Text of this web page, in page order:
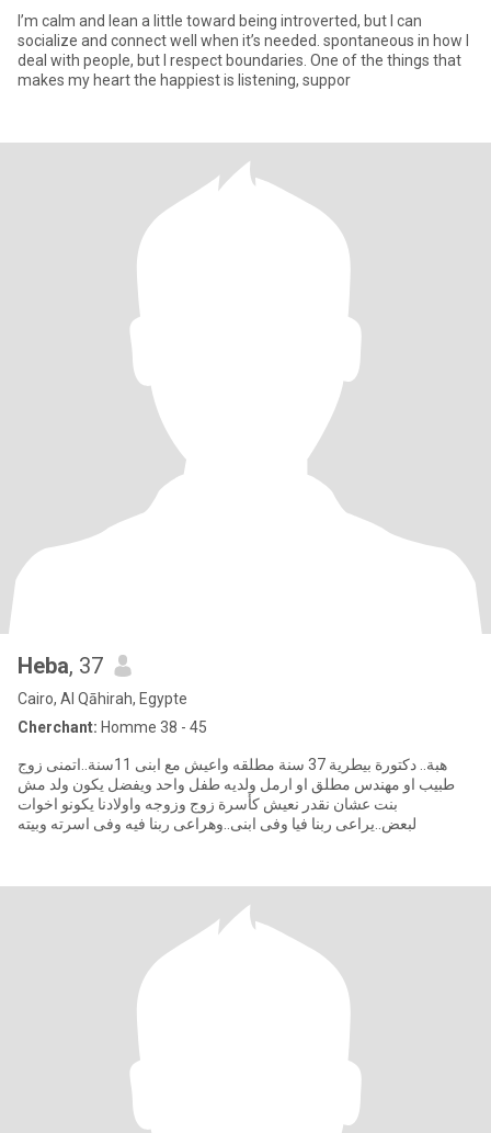
I’m calm and lean a little toward being introverted, but I can
socialize and connect well when it’s needed. spontaneous in how I
deal with people, but I respect boundaries. One of the things that
makes my heart the happiest is listening, suppor
Heba, 37
Cairo, Al Qāhirah, Egypte
Cherchant: Homme 38 - 45
هبة.. دكتورة بيطرية 37 سنة مطلقه واعيش مع ابنى 11سنة..اتمنى زوج
طبيب او مهندس مطلق او ارمل ولديه طفل واحد ويفضل يكون ولد مش
بنت عشان نقدر نعيش كأسرة زوج وزوجه واولادنا يكونو اخوات
لبعض..يراعى ربنا فيا وفى ابنى..وهراعى ربنا فيه وفى اسرته وبيته